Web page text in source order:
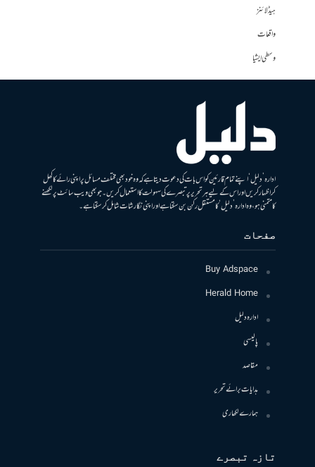
ہیڈلائنز
واقعات
وسطی ایشیا
ادارہ ’دلیل‘ اپنے تمام قارئین کو اس بات کی دعوت دیتا ہے کہ وہ خود بھی مختلف مسائل پر اپنی رائے کا کھل
کر اظہار کریں اور اس کے لیے ہر تحریر پر تبصرے کی سہولت کا استعمال کریں۔ جو بھی ویب سائٹ پر لکھنے
کا متمنی ہو، وہ ادارہ ’دلیل‘ کا مستقل رکن بن سکتا ہے اور اپنی نگارشات شامل کرسکتا ہے۔
صفحات
Buy Adspace
Herald Home
ادارہ دلیل
پالیسی
مقاصد
ہدایات برائے تحریر
ہمارے لکھاری
تازہ تبصرے